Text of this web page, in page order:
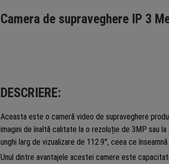
Camera de supraveghere IP 3
DESCRIERE:
Aceasta este o cameră video de supraveghere
imagini de înaltă calitate la o rezoluție de 3MP sau
unghi larg de vizualizare de 112.9°, ceea ce
Unul dintre avantajele acestei camere este